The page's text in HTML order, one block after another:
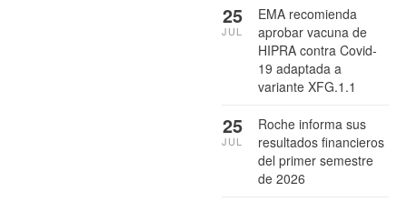
EMA recomienda
aprobar vacuna de
HIPRA contra Covid-
19 adaptada a
variante XFG.1.1
25
JUL
Roche informa sus
resultados financieros
del primer semestre
de 2026
25
JUL